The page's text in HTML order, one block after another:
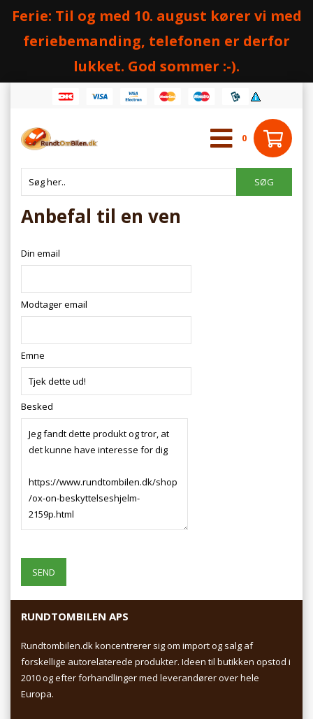
Ferie: Til og med 10. august kører vi med
feriebemanding, telefonen er derfor
lukket. God sommer :-).
0
Anbefal til en ven
Din email
Modtager email
Emne
Besked
RUNDTOMBILEN APS
Rundtombilen.dk koncentrerer sig om import og salg af
forskellige autorelaterede produkter. Ideen til butikken opstod i
2010 og efter forhandlinger med leverandører over hele
Europa.